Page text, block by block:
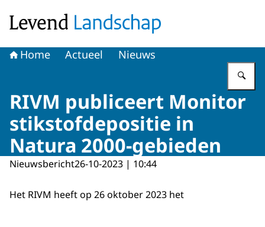
Home Actueel Nieuws
RIVM publiceert Monitor
stikstofdepositie in
Natura 2000-gebieden
Nieuwsbericht26-10-2023 | 10:44
Het RIVM heeft op 26 oktober 2023 het